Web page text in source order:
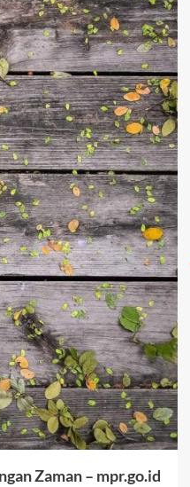
Zaman – mpr.go.id